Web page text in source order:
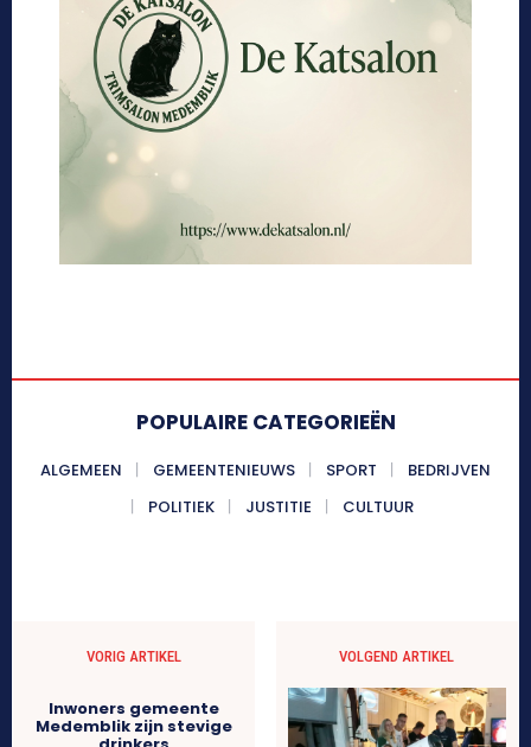
POPULAIRE CATEGORIEËN
ALGEMEEN GEMEENTENIEUWS SPORT
BEDRIJVEN
POLITIEK
JUSTITIE CULTUUR
VORIG ARTIKEL
Inwoners gemeente
Medemblik zijn stevige
VOLGEND ARTIKEL